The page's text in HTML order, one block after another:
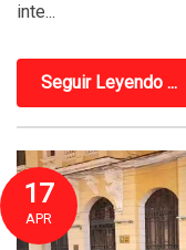
inte...
Seguir Leyendo ...
17
APR